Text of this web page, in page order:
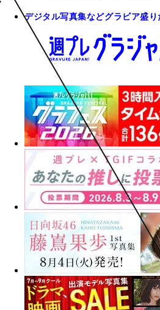
デジタル写真集などグラビア盛